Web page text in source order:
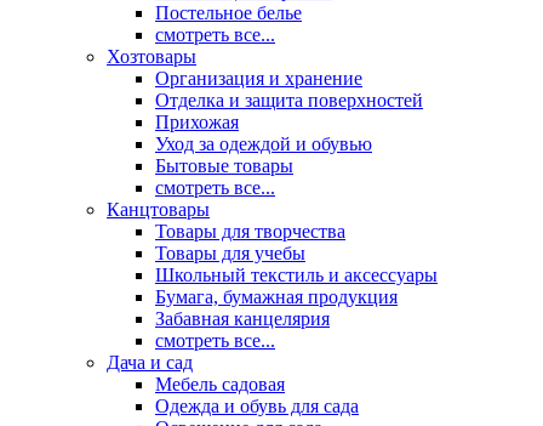
Постельное белье
смотреть все...
Хозтовары
Организация и хранение
Отделка и защита поверхностей
Прихожая
Уход за одеждой и обувью
Бытовые товары
смотреть все...
Канцтовары
Товары для творчества
Товары для учебы
Школьный текстиль и аксессуары
Бумага, бумажная продукция
Забавная канцелярия
смотреть все...
Дача и сад
Мебель садовая
Одежда и обувь для сада